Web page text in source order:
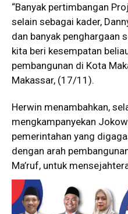
“Banyak pertimbangan
selain sebagai kader,
dan banyak penghargaan
kita beri kesempatan
pembangunan di Kota
Makassar, (17/11).
Herwin menambahkan,
mengkampanyekan
pemerintahan yang
dengan arah
Ma’ruf, untuk